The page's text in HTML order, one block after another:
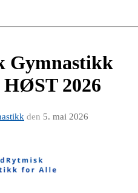
Gymnastikk
2026
den 5. mai 2026